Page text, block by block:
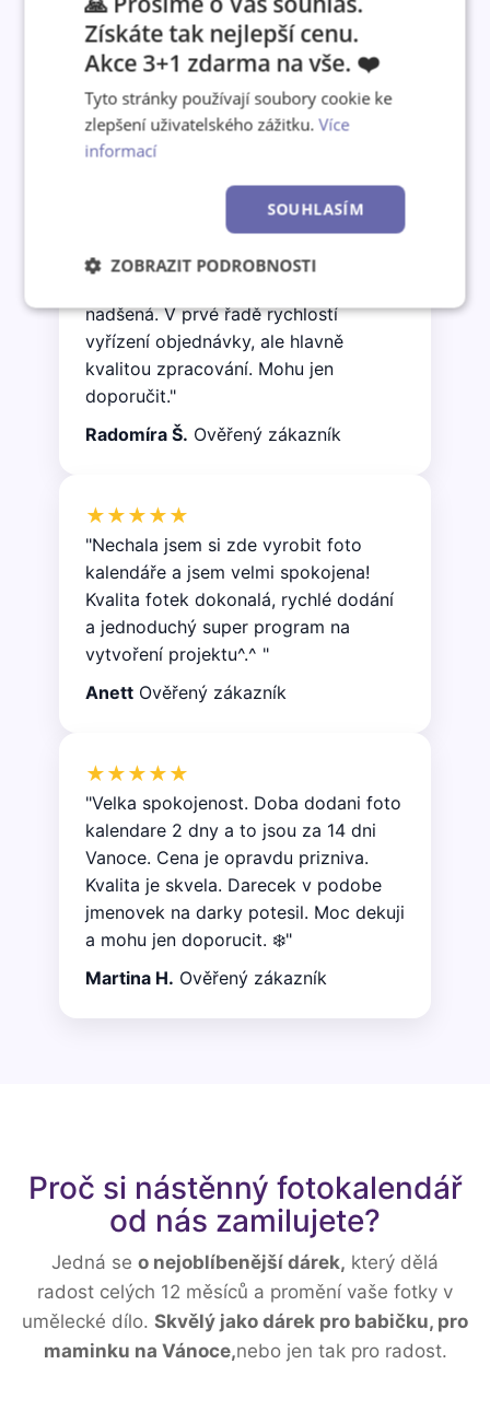
Co o nás říkají zákazníci
"Objednala jsem nástěnný kalendář A3
jako vánoční dárek synovi z jeho
cestovatelských fotografií. Včera
nadšená. V prvé řadě rychlostí
vyřízení objednávky, ale hlavně
kvalitou zpracování. Mohu jen
doporučit."
Radomíra Š. Ověřený zákazník
★★★★★
"Nechala jsem si zde vyrobit foto
kalendáře a jsem velmi spokojena!
Kvalita fotek dokonalá, rychlé dodání
a jednoduchý super program na
vytvoření projektu^.^ "
Anett Ověřený zákazník
★★★★★
"Velka spokojenost. Doba dodani foto
kalendare 2 dny a to jsou za 14 dni
Vanoce. Cena je opravdu prizniva.
Kvalita je skvela. Darecek v podobe
jmenovek na darky potesil. Moc dekuji
a mohu jen doporucit. ❄️"
Martina H. Ověřený zákazník
Proč si nástěnný fotokalendář
od nás zamilujete?
Jedná se o nejoblíbenější dárek, který dělá
radost celých 12 měsíců a promění vaše fotky v
umělecké dílo. Skvělý jako dárek pro babičku, pro
maminku na Vánoce,nebo jen tak pro radost.
Získáte tak nejlepší cenu.
Akce 3+1 zdarma na vše. ❤️
Tyto stránky používají soubory cookie ke
zlepšení uživatelského zážitku.Více
informací
SOUHLASÍM
ZOBRAZIT PODROBNOSTI
Nezbytně
nutné
soubory
Výkonové
soubory
Soubory
cílení
Funkční soubory
Nezařazené
soubory